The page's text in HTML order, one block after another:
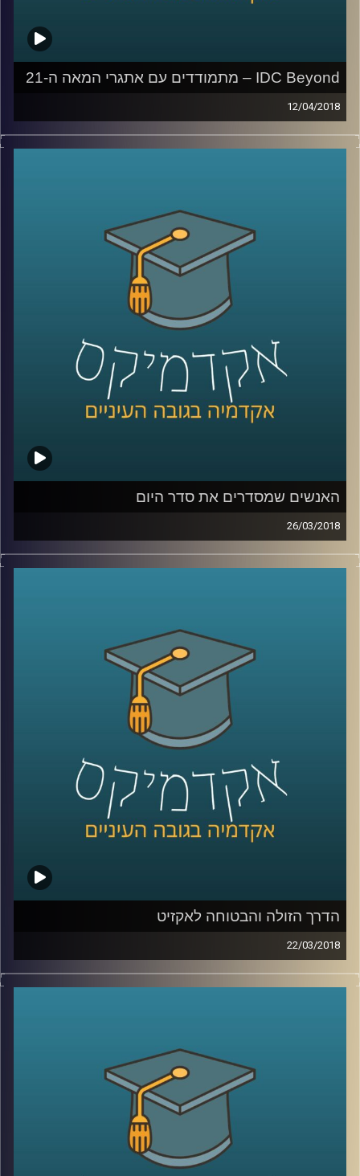
IDC Beyond – מתמודדים עם אתגרי המאה ה-21
12/04/2018
IDC Beyond היא תכנית ייחודית ששמה לה
עמיר לבקוביץ', מנהל התכנית, ורחל בן שושה,
בוגרת המחזור הראשון, מספרים על תהליכי
העבודה – החל מלימוד הבעיות בתחומים
השונים, דרך מפגש עם המנטורים ועד למוצר
הסופי והמפגש עם המשקיעים
קרדיט תמונות: AudioVersity
האנשים שמסדרים את סדר היום
26/03/2018
כיצד הצליח אריק שרון, בניגוד גמור לאג'נדה
את השיח על הרבנות הראשית לשיח כלכלי?
ד"ר מעוז רוזנטל על אופן התמרון של סדר היום
הפוליטי ועל האנשים שבאמת מחליטים האם
ראש ממשלה מכהן ימשיך בתפקידו
AudioVersity
הדרך הזולה והבטוחה לאקזיט
22/03/2018
את הכותרות על חברות סטארטאפ שנמכרות
הללו? ד"ר יוסי מערבי חושף את הנתונים
שמאחורי התעשייה, מפרק את המושגים
'יצירתיות' ו'חדשנות' כמרכיבים בהצלחה ומסביר
מהי הדרך היעילה לעשות סטארטאפ בלי
לשבור את החסכונות